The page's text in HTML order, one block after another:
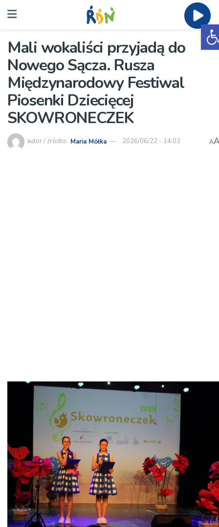
Mali wokaliści przyjadą do
Nowego Sącza. Rusza
Międzynarodowy Festiwal
Piosenki Dziecięcej
SKOWRONECZEK
autor / źródło: Maria Mółka 2026/06/22 - 14:02 A